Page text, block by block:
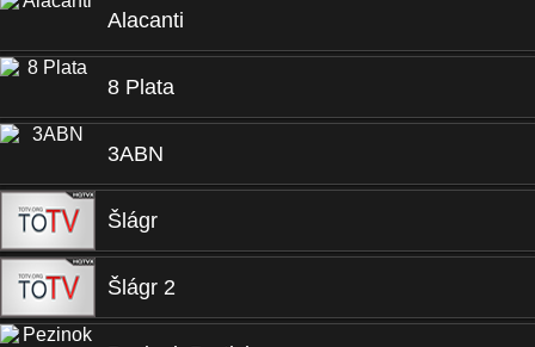
Alacanti
8 Plata
3ABN
Šlágr
Šlágr 2